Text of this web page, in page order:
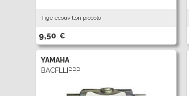
Tige écouvillon piccolo
9,50 €
YAMAHA
BACFLLIPPP